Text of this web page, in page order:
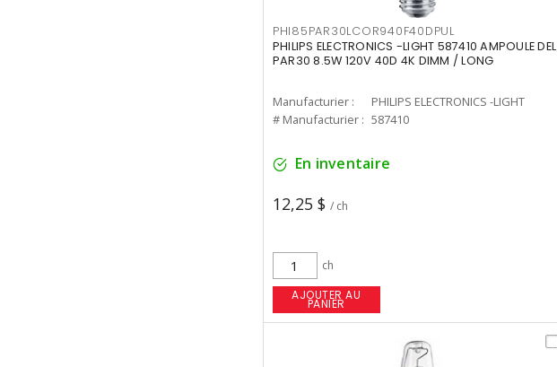
PHI85PAR30LCOR940F40DPUL
PHILIPS ELECTRONICS -LIGHT 587410 AMPOULE DEL
PAR30 8.5W 120V 40D 4K DIMM / LONG
Manufacturier :
PHILIPS ELECTRONICS -LIGHT
# Manufacturier : 587410
En inventaire
12,25 $ / ch
ch
AJOUTER AU
PANIER